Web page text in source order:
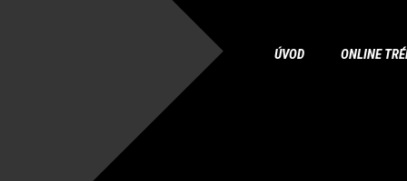
ÚVOD ONLINE